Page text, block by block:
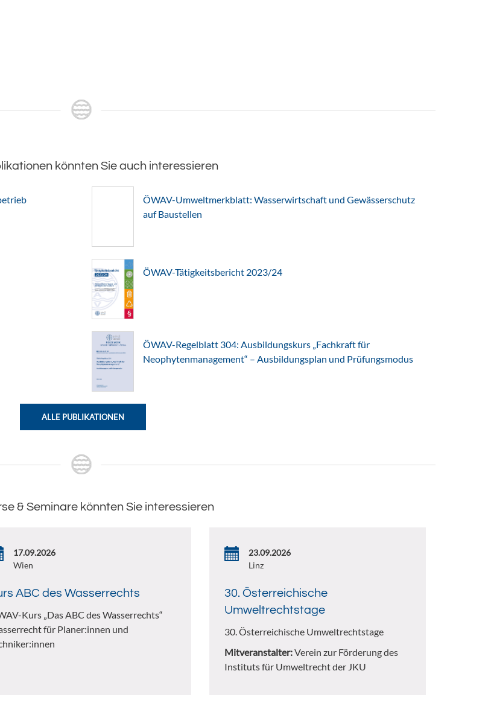
könnten Sie auch interessieren
ÖWAV-Umweltmerkblatt: Wasserwirtschaft und Gewässerschutz
auf Baustellen
ÖWAV-Tätigkeitsbericht 2023/24
ÖWAV-Regelblatt 304: Ausbildungskurs „Fachkraft für
Neophytenmanagement“ – Ausbildungsplan und Prüfungsmodus
ALLE PUBLIKATIONEN
& Seminare könnten Sie interessieren
17.09.2026
Wien
ABC des Wasserrechts
Kurs „Das ABC des Wasserrechts“
für Planer:innen und
23.09.2026
Linz
30. Österreichische
Umweltrechtstage
30. Österreichische Umweltrechtstage
Mitveranstalter:Verein zur Förderung des
Instituts für Umweltrecht der JKU